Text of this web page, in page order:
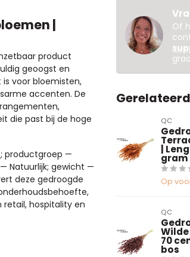
|
product
geoogst en
voor bloemisten,
accenten. De
die past bij de hoge
; productgroep —
Natuurlijk; gewicht —
deze gedroogde
hospitality en
Of
QC
|
gram
Op
QC
70
bos